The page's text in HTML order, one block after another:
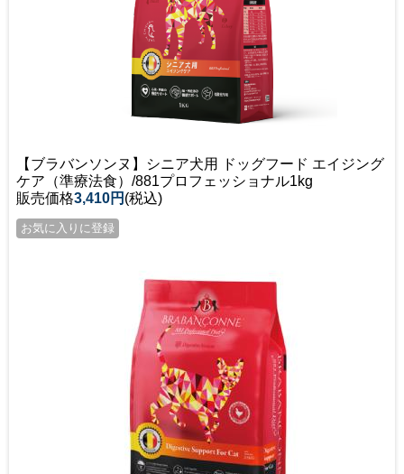
【ブラバンソンヌ】シニア犬用 ドッグフード エイジング
ケア（準療法食）/881プロフェッショナル1kg
販売価格3,410円 (税込)